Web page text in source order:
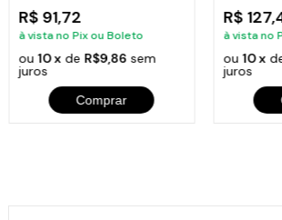
R$ 91,72
à vista no Pix ou Boleto
ou10 x de R$9,86 sem
juros
Comprar
R$
à vista no
ou 10 x
juros